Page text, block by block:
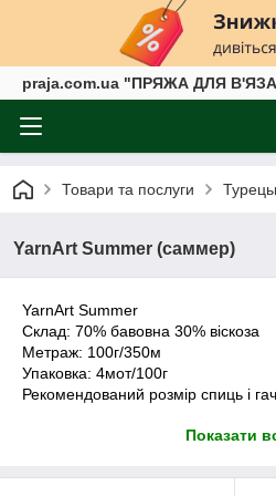
praja.com.ua "ПРЯЖА ДЛЯ
Товари та послуги
YarnArt Summer (саммер)
YarnArt Summer
Склад: 70% бавовна 30% віскоза
Метраж: 100г/350м
Упаковка: 4мот/100г
Рекомендований розмір спиць і
оплетенной ниткою віскози, яка
виглядає дуже ефектно. Нитка
Показати